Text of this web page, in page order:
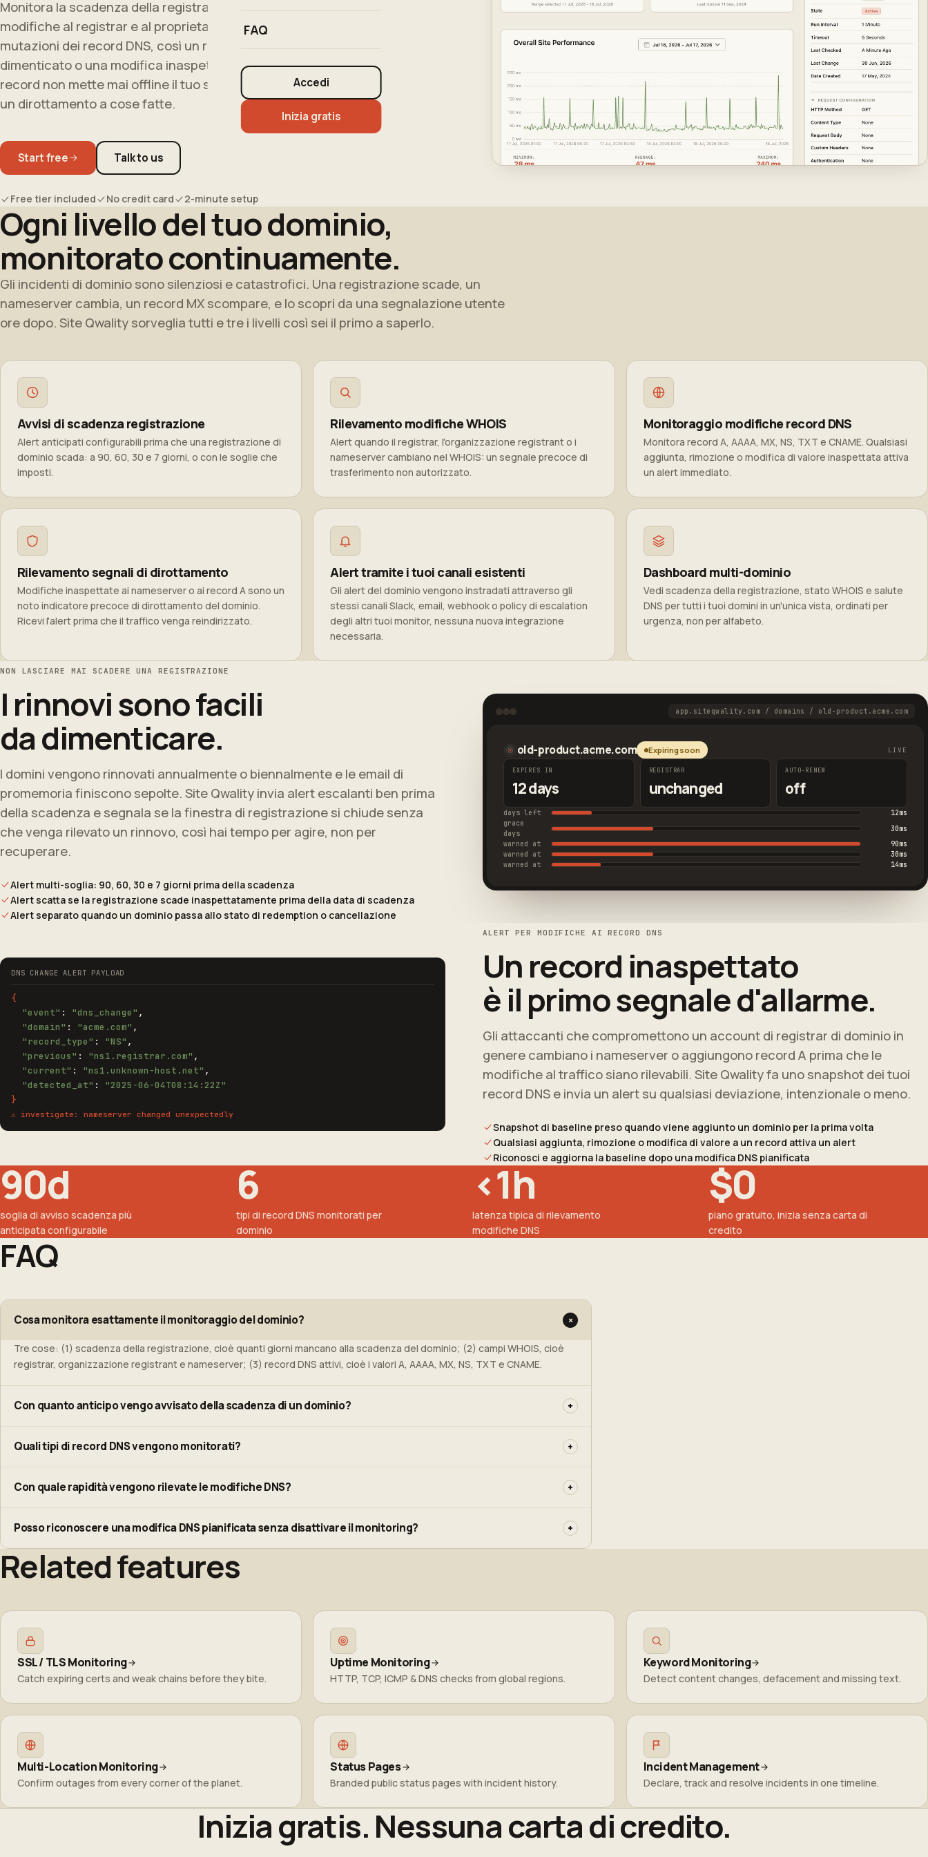
FAQ
Accedi
Inizia gratis
Monitora la scadenza della registrazione, le
modifiche al registrar e al proprietario WHOIS e le
mutazioni dei record DNS, così un rinnovo
dimenticato o una modifica inaspettata a un
record non mette mai offline il tuo sito né segnala
un dirottamento a cose fatte.
Start free Talk to us
Free tier included No credit card 2-minute setup
Ogni livello del tuo dominio,
monitorato continuamente.
Gli incidenti di dominio sono silenziosi e catastrofici. Una registrazione scade, un
nameserver cambia, un record MX scompare, e lo scopri da una segnalazione utente
ore dopo. Site Qwality sorveglia tutti e tre i livelli così sei il primo a saperlo.
Avvisi di scadenza registrazione
Alert anticipati configurabili prima che una registrazione di
dominio scada: a 90, 60, 30 e 7 giorni, o con le soglie che
imposti.
Rilevamento modifiche WHOIS
Alert quando il registrar, l'organizzazione registrant o i
nameserver cambiano nel WHOIS: un segnale precoce di
trasferimento non autorizzato.
Monitoraggio modifiche record DNS
Monitora record A, AAAA, MX, NS, TXT e CNAME. Qualsiasi
aggiunta, rimozione o modifica di valore inaspettata attiva
un alert immediato.
Rilevamento segnali di dirottamento
Modifiche inaspettate ai nameserver o ai record A sono un
noto indicatore precoce di dirottamento del dominio.
Ricevi l'alert prima che il traffico venga reindirizzato.
Alert tramite i tuoi canali esistenti
Gli alert del dominio vengono instradati attraverso gli
stessi canali Slack, email, webhook o policy di escalation
degli altri tuoi monitor, nessuna nuova integrazione
necessaria.
Dashboard multi-dominio
Vedi scadenza della registrazione, stato WHOIS e salute
DNS per tutti i tuoi domini in un'unica vista, ordinati per
urgenza, non per alfabeto.
NON LASCIARE MAI SCADERE UNA REGISTRAZIONE
I rinnovi sono facili
da dimenticare.
I domini vengono rinnovati annualmente o biennalmente e le email di
promemoria finiscono sepolte. Site Qwality invia alert escalanti ben prima
della scadenza e segnala se la finestra di registrazione si chiude senza
che venga rilevato un rinnovo, così hai tempo per agire, non per
recuperare.
Alert multi-soglia: 90, 60, 30 e 7 giorni prima della scadenza
Alert scatta se la registrazione scade inaspettatamente prima della data di scadenza
Alert separato quando un dominio passa allo stato di redemption o cancellazione
app.siteqwality.com / domains / old-product.acme.com
old-product.acme.com Expiring soon LIVE
EXPIRES IN
12 days
REGISTRAR
unchanged
AUTO-RENEW
off
days left
12ms
grace
days
30ms
warned at
90ms
warned at
30ms
warned at
14ms
ALERT PER MODIFICHE AI RECORD DNS
Un record inaspettato
è il primo segnale d'allarme.
Gli attaccanti che compromettono un account di registrar di dominio in
genere cambiano i nameserver o aggiungono record A prima che le
modifiche al traffico siano rilevabili. Site Qwality fa uno snapshot dei tuoi
record DNS e invia un alert su qualsiasi deviazione, intenzionale o meno.
Snapshot di baseline preso quando viene aggiunto un dominio per la prima volta
Qualsiasi aggiunta, rimozione o modifica di valore a un record attiva un alert
Riconosci e aggiorna la baseline dopo una modifica DNS pianificata
DNS CHANGE ALERT PAYLOAD
{
"event" : "dns_change" ,
"domain" : "acme.com" ,
"record_type" : "NS" ,
"previous" : "ns1.registrar.com" ,
"current" : "ns1.unknown-host.net" ,
"detected_at" : "2025-06-04T08:14:22Z"
}
⚠ investigate: nameserver changed unexpectedly
90d
soglia di avviso scadenza più
anticipata configurabile
6
tipi di record DNS monitorati per
dominio
<1h
latenza tipica di rilevamento
modifiche DNS
$0
piano gratuito, inizia senza carta di
credito
FAQ
Cosa monitora esattamente il monitoraggio del dominio? +
Tre cose: (1) scadenza della registrazione, cioè quanti giorni mancano alla scadenza del dominio; (2) campi WHOIS, cioè
registrar, organizzazione registrant e nameserver; (3) record DNS attivi, cioè i valori A, AAAA, MX, NS, TXT e CNAME.
Con quanto anticipo vengo avvisato della scadenza di un dominio? +
dominio. Riceverai anche una notifica se il dominio entra in stato di redemption o pending-delete.
Quali tipi di record DNS vengono monitorati? +
attuali. Qualsiasi successiva aggiunta, rimozione o modifica di valore attiva un alert.
Con quale rapidità vengono rilevate le modifiche DNS? +
propagazione. Puoi anche attivare un recheck immediato dal dashboard o dall'API.
Posso riconoscere una modifica DNS pianificata senza disattivare il monitoring? +
Sì. Dopo una modifica pianificata, apri il dominio nel tuo dashboard e clicca "Aggiorna baseline". I futuri alert si
confronteranno con il nuovo snapshot, senza bisogno di disabilitare o ricreare il monitor.
Related features
SSL / TLS Monitoring
Catch expiring certs and weak chains before they bite.
Uptime Monitoring
HTTP, TCP, ICMP & DNS checks from global regions.
Keyword Monitoring
Detect content changes, defacement and missing text.
Multi-Location Monitoring
Confirm outages from every corner of the planet.
Status Pages
Branded public status pages with incident history.
Incident Management
Declare, track and resolve incidents in one timeline.
Inizia gratis. Nessuna carta di credito.